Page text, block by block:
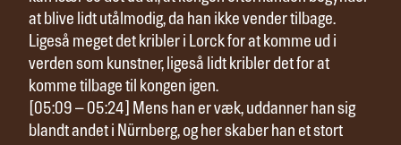
at blive lidt utålmodig, da han ikke vender tilbage.
Ligeså meget det kribler i Lorck for at komme ud i
verden som kunstner, ligeså lidt kribler det for at
komme tilbage til kongen igen.
[05:09 – 05:24] Mens han er væk, uddanner han sig
blandt andet i Nürnberg, og her skaber han et stort